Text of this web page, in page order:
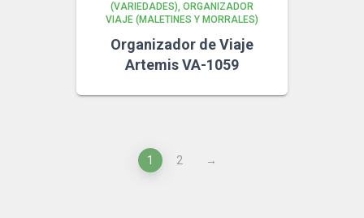
(VARIEDADES) ORGANIZADOR
VIAJE (MALETINES Y MORRALES)
Organizador de Viaje
Artemis VA-1059
1 2 →